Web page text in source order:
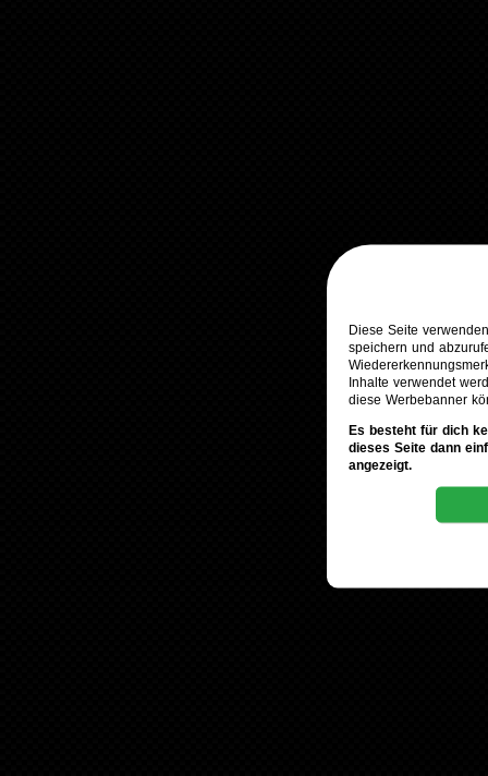
Diese Seite
speichern und
Inhalte verwendet
diese Werbebanner
Es besteht für dich
dieses Seite dann
angezeigt.